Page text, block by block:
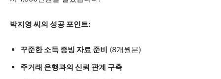
박지영 씨의 성공 포인트:
꾸준한 소득 증빙 자료 준비 (8개월분)
주거래 은행과의 신뢰 관계 구축